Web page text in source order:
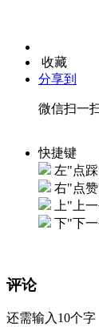
收藏
分享到
微信扫一
快捷键
左"点
右"点
上"上
下"下
评论
还需输入10个字